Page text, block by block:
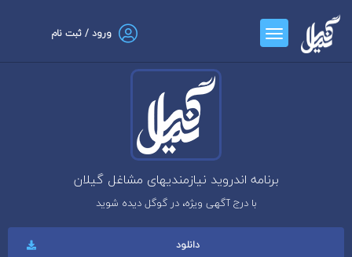
ورود / ثبت نام
برنامه اندروید نیازمندیهای مشاغل گیلان
با درج آگهی ویژه، در گوگل دیده شوید
دانلود